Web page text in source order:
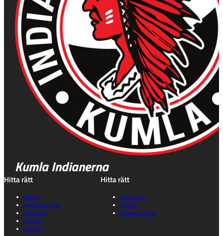
Kumla Indianerna
Hitta rätt
Biljetter
Marknad & Event
Föreningen
Kalender
Våra lag
Hitta rätt
Gå på match
Historia
Speedwayskolan